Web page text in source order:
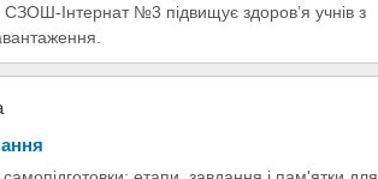
СЗОШ-Інтернат №3 підвищує здоров’я учнів з